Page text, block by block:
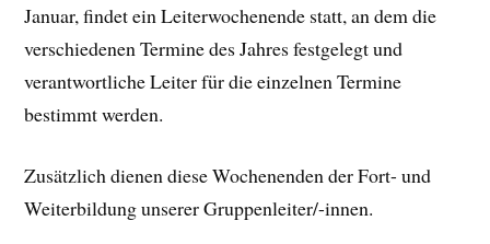
Januar, findet ein Leiterwochenende statt, an dem die
verschiedenen Termine des Jahres festgelegt und
verantwortliche Leiter für die einzelnen Termine
bestimmt werden.
Zusätzlich dienen diese Wochenenden der Fort- und
Weiterbildung unserer Gruppenleiter/-innen.